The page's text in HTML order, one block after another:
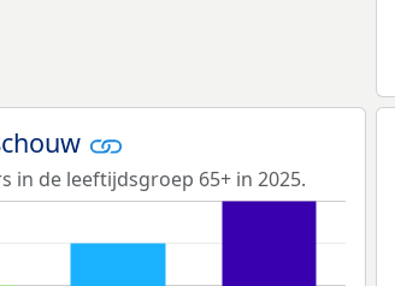
in de leeftijdsgroep 65+ in 2025.